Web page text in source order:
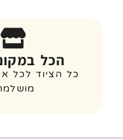
הכל
כל הציוד לכל